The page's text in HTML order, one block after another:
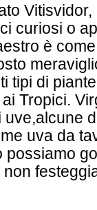
curiosi o
è
tipi di
Tropici.
uva da